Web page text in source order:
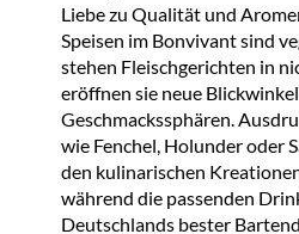
Liebe zu Qualität und
Speisen im Bonvivant sind
stehen Fleischgerichten in
eröffnen sie neue
Geschmackssphären.
wie Fenchel, Holunder oder
den kulinarischen
während die passenden
Deutschlands bester